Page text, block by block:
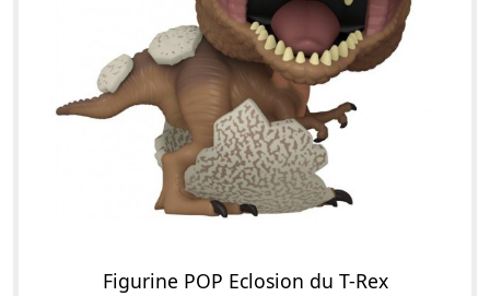
Figurine POP Eclosion du T-Rex